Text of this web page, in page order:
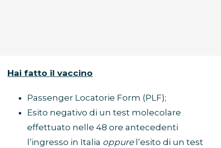
Hai fatto il vaccino
Passenger Locatorie Form (PLF);
Esito negativo di un test molecolare
effettuato nelle 48 ore antecedenti
l’ingresso in Italia oppurel’esito di un test